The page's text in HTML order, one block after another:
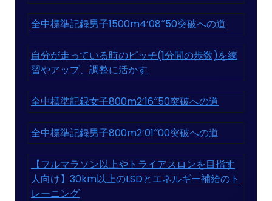
全中標準記録男子1500m4’08″50突破への道
自分が走っている時のピッチ(1分間の歩数)を練
習やアップ、調整に活かす
全中標準記録女子800m2’16″50突破への道
全中標準記録男子800m2’01″00突破への道
【フルマラソン以上やトライアスロンを目指す
人向け】30km以上のLSDとエネルギー補給のト
レーニング